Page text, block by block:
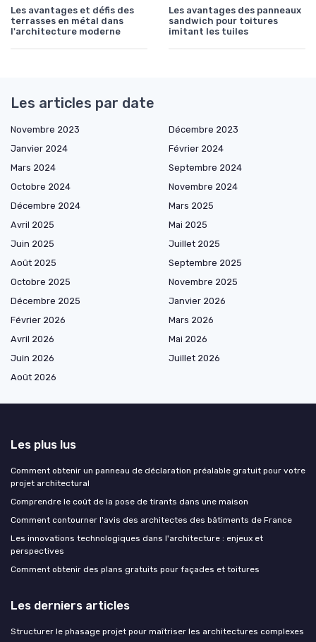
Les avantages et défis des
terrasses en métal dans
l'architecture moderne
Les avantages des panneaux
sandwich pour toitures
imitant les tuiles
Les articles par date
Novembre 2023
Décembre 2023
Janvier 2024
Février 2024
Mars 2024
Septembre 2024
Octobre 2024
Novembre 2024
Décembre 2024
Mars 2025
Avril 2025
Mai 2025
Juin 2025
Juillet 2025
Août 2025
Septembre 2025
Octobre 2025
Novembre 2025
Décembre 2025
Janvier 2026
Février 2026
Mars 2026
Avril 2026
Mai 2026
Juin 2026
Juillet 2026
Août 2026
Les plus lus
Comment obtenir un panneau de déclaration préalable gratuit pour votre
projet architectural
Comprendre le coût de la pose de tirants dans une maison
Comment contourner l'avis des architectes des bâtiments de France
Les innovations technologiques dans l'architecture : enjeux et
perspectives
Comment obtenir des plans gratuits pour façades et toitures
Les derniers articles
Structurer le phasage projet pour maîtriser les architectures complexes